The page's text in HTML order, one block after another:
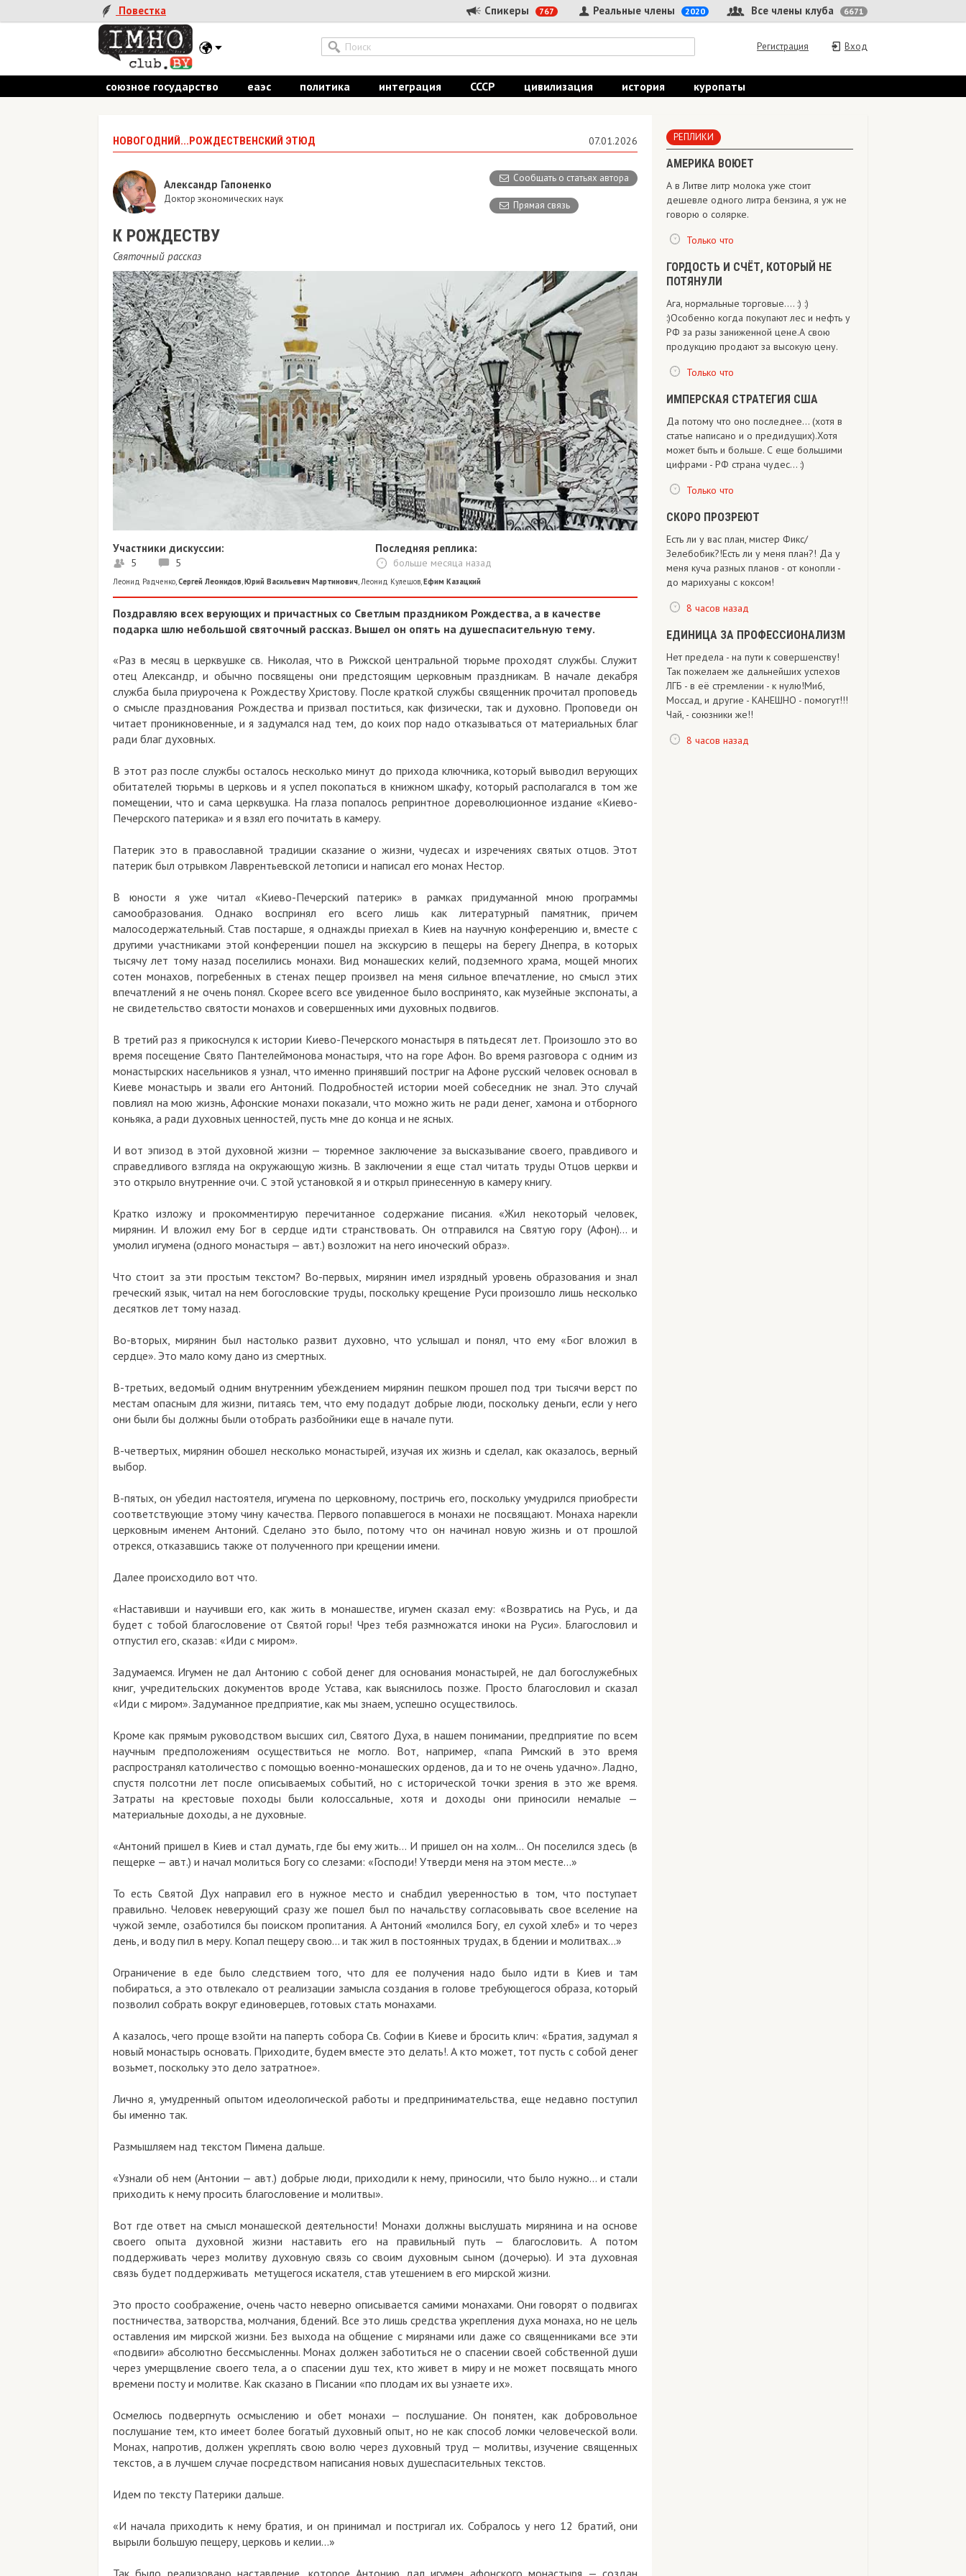
Повестка Спикеры 767 Все члены клуба 6671
Реальные члены 2020
Вход
Регистрация
союзное государство еаэс политика интеграция СССР цивилизация история куропаты
НОВОГОДНИЙ...РОЖДЕСТВЕНСКИЙ ЭТЮД 07.01.2026
Сообщать о статьях автора
Прямая связь
Александр Гапоненко
Доктор экономических наук
К РОЖДЕСТВУ
Святочный рассказ
Участники дискуссии:
5 5
Последняя реплика:
больше месяца назад
Леонид Радченко,Сергей Леонидов,Юрий Васильевич Мартинович,Леонид Кулешов,Ефим Казацкий
Поздравляю всех верующих и причастных со Светлым праздником Рождества, а в качестве
подарка шлю небольшой святочный рассказ. Вышел он опять на душеспасительную тему.
«Раз в месяц в церквушке св. Николая, что в Рижской центральной тюрьме проходят службы. Служит
отец Александр, и обычно посвящены они предстоящим церковным праздникам. В начале декабря
служба была приурочена к Рождеству Христову. После краткой службы священник прочитал проповедь
о смысле празднования Рождества и призвал поститься, как физически, так и духовно. Проповеди он
читает проникновенные, и я задумался над тем, до коих пор надо отказываться от материальных благ
ради благ духовных.
В этот раз после службы осталось несколько минут до прихода ключника, который выводил верующих
обитателей тюрьмы в церковь и я успел покопаться в книжном шкафу, который располагался в том же
помещении, что и сама церквушка. На глаза попалось репринтное дореволюционное издание «Киево-
Печерского патерика» и я взял его почитать в камеру.
Патерик это в православной традиции сказание о жизни, чудесах и изречениях святых отцов. Этот
патерик был отрывком Лаврентьевской летописи и написал его монах Нестор.
В юности я уже читал «Киево-Печерский патерик» в рамках придуманной мною программы
самообразования. Однако воспринял его всего лишь как литературный памятник, причем
малосодержательный. Став постарше, я однажды приехал в Киев на научную конференцию и, вместе с
другими участниками этой конференции пошел на экскурсию в пещеры на берегу Днепра, в которых
тысячу лет тому назад поселились монахи. Вид монашеских келий, подземного храма, мощей многих
сотен монахов, погребенных в стенах пещер произвел на меня сильное впечатление, но смысл этих
впечатлений я не очень понял. Скорее всего все увиденное было воспринято, как музейные экспонаты, а
не свидетельство святости монахов и совершенных ими духовных подвигов.
В третий раз я прикоснулся к истории Киево-Печерского монастыря в пятьдесят лет. Произошло это во
время посещение Свято Пантелеймонова монастыря, что на горе Афон. Во время разговора с одним из
монастырских насельников я узнал, что именно принявший постриг на Афоне русский человек основал в
Киеве монастырь и звали его Антоний. Подробностей истории моей собеседник не знал. Это случай
повлиял на мою жизнь, Афонские монахи показали, что можно жить не ради денег, хамона и отборного
коньяка, а ради духовных ценностей, пусть мне до конца и не ясных.
И вот эпизод в этой духовной жизни — тюремное заключение за высказывание своего, правдивого и
справедливого взгляда на окружающую жизнь. В заключении я еще стал читать труды Отцов церкви и
это открыло внутренние очи. С этой установкой я и открыл принесенную в камеру книгу.
Кратко изложу и прокомментирую перечитанное содержание писания. «Жил некоторый человек,
мирянин. И вложил ему Бог в сердце идти странствовать. Он отправился на Святую гору (Афон)… и
умолил игумена (одного монастыря — авт.) возложит на него иноческий образ».
Что стоит за эти простым текстом? Во-первых, мирянин имел изрядный уровень образования и знал
греческий язык, читал на нем богословские труды, поскольку крещение Руси произошло лишь несколько
десятков лет тому назад.
Во-вторых, мирянин был настолько развит духовно, что услышал и понял, что ему «Бог вложил в
сердце». Это мало кому дано из смертных.
В-третьих, ведомый одним внутренним убеждением мирянин пешком прошел под три тысячи верст по
местам опасным для жизни, питаясь тем, что ему подадут добрые люди, поскольку деньги, если у него
они были бы должны были отобрать разбойники еще в начале пути.
В-четвертых, мирянин обошел несколько монастырей, изучая их жизнь и сделал, как оказалось, верный
выбор.
В-пятых, он убедил настоятеля, игумена по церковному, постричь его, поскольку умудрился приобрести
соответствующие этому чину качества. Первого попавшегося в монахи не посвящают. Монаха нарекли
церковным именем Антоний. Сделано это было, потому что он начинал новую жизнь и от прошлой
отрекся, отказавшись также от полученного при крещении имени.
Далее происходило вот что.
«Наставивши и научивши его, как жить в монашестве, игумен сказал ему: «Возвратись на Русь, и да
будет с тобой благословение от Святой горы! Чрез тебя размножатся иноки на Руси». Благословил и
отпустил его, сказав: «Иди с миром».
Задумаемся. Игумен не дал Антонию с собой денег для основания монастырей, не дал богослужебных
книг, учредительских документов вроде Устава, как выяснилось позже. Просто благословил и сказал
«Иди с миром». Задуманное предприятие, как мы знаем, успешно осуществилось.
Кроме как прямым руководством высших сил, Святого Духа, в нашем понимании, предприятие по всем
научным предположениям осуществиться не могло. Вот, например, «папа Римский в это время
распространял католичество с помощью военно-монашеских орденов, да и то не очень удачно». Ладно,
спустя полсотни лет после описываемых событий, но с исторической точки зрения в это же время.
Затраты на крестовые походы были колоссальные, хотя и доходы они приносили немалые —
материальные доходы, а не духовные.
«Антоний пришел в Киев и стал думать, где бы ему жить… И пришел он на холм… Он поселился здесь (в
пещерке — авт.) и начал молиться Богу со слезами: «Господи! Утверди меня на этом месте…»
То есть Святой Дух направил его в нужное место и снабдил уверенностью в том, что поступает
правильно. Человек неверующий сразу же пошел был по начальству согласовывать свое вселение на
чужой земле, озаботился бы поиском пропитания. А Антоний «молился Богу, ел сухой хлеб» и то через
день, и воду пил в меру. Копал пещеру свою… и так жил в постоянных трудах, в бдении и молитвах…»
Ограничение в еде было следствием того, что для ее получения надо было идти в Киев и там
побираться, а это отвлекало от реализации замысла создания в голове требующегося образа, который
позволил собрать вокруг единоверцев, готовых стать монахами.
А казалось, чего проще взойти на паперть собора Св. Софии в Киеве и бросить клич: «Братия, задумал я
новый монастырь основать. Приходите, будем вместе это делать!. А кто может, тот пусть с собой денег
возьмет, поскольку это дело затратное».
Лично я, умудренный опытом идеологической работы и предпринимательства, еще недавно поступил
бы именно так.
Размышляем над текстом Пимена дальше.
«Узнали об нем (Антонии — авт.) добрые люди, приходили к нему, приносили, что было нужно… и стали
приходить к нему просить благословение и молитвы».
Вот где ответ на смысл монашеской деятельности! Монахи должны выслушать мирянина и на основе
своего опыта духовной жизни наставить его на правильный путь — благословить. А потом
поддерживать через молитву духовную связь со своим духовным сыном (дочерью). И эта духовная
связь будет поддерживать метущегося искателя, став утешением в его мирской жизни.
Это просто соображение, очень часто неверно описывается самими монахами. Они говорят о подвигах
постничества, затворства, молчания, бдений. Все это лишь средства укрепления духа монаха, но не цель
оставления им мирской жизни. Без выхода на общение с мирянами или даже со священниками все эти
«подвиги» абсолютно бессмысленны. Монах должен заботиться не о спасении своей собственной души
через умерщвление своего тела, а о спасении душ тех, кто живет в миру и не может посвящать много
времени посту и молитве. Как сказано в Писании «по плодам их вы узнаете их».
Осмелюсь подвергнуть осмыслению и обет монахи — послушание. Он понятен, как добровольное
послушание тем, кто имеет более богатый духовный опыт, но не как способ ломки человеческой воли.
Монах, напротив, должен укреплять свою волю через духовный труд — молитвы, изучение священных
текстов, а в лучшем случае посредством написания новых душеспасительных текстов.
Идем по тексту Патерики дальше.
«И начала приходить к нему братия, и он принимал и постригал их. Собралось у него 12 братий, они
вырыли большую пещеру, церковь и келии…»
Так было реализовано наставление, которое Антонию дал игумен афонского монастыря — создан
РЕПЛИКИ
АМЕРИКА ВОЮЕТ
А в Литве литр молока уже стоит
дешевле одного литра бензина, я уж не
говорю о солярке.
Только что
ГОРДОСТЬ И СЧЁТ, КОТОРЫЙ НЕ
ПОТЯНУЛИ
Ага, нормальные торговые.... :) :)
:)Особенно когда покупают лес и нефть у
РФ за разы заниженной цене.А свою
продукцию продают за высокую цену.
Только что
ИМПЕРСКАЯ СТРАТЕГИЯ США
Да потому что оно последнее... (хотя в
статье написано и о предидущих).Хотя
может быть и больше. С еще большими
цифрами - РФ страна чудес... :)
Только что
СКОРО ПРОЗРЕЮТ
Есть ли у вас план, мистер Фикс/
Зелебобик?!Есть ли у меня план?! Да у
меня куча разных планов - от конопли -
до марихуаны с коксом!
8 часов назад
ЕДИНИЦА ЗА ПРОФЕССИОНАЛИЗМ
Нет предела - на пути к совершенству!
Так пожелаем же дальнейших успехов
ЛГБ - в её стремлении - к нулю!Ми6,
Моссад, и другие - КАНЕШНО - помогут!!!
Чай, - союзники же!!
8 часов назад